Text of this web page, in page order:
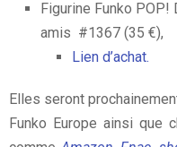
Figurine Funko
amis #1367 (35 €),
Lien d’achat.
Elles seront
Funko Europe ainsi que